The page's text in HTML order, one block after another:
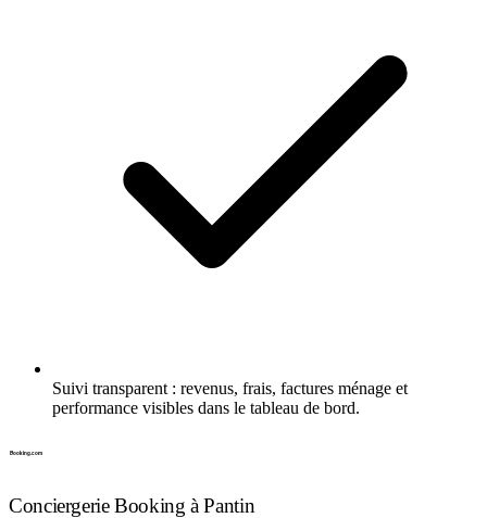
Suivi transparent : revenus, frais, factures ménage et
performance visibles dans le tableau de bord.
Conciergerie Booking à Pantin